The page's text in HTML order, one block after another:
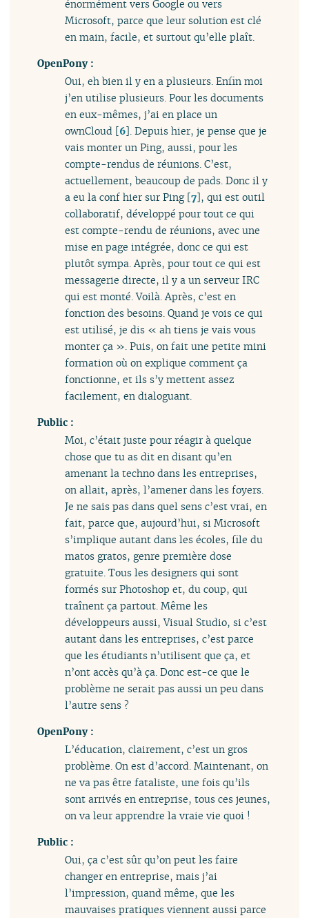
énormément vers Google ou vers
Microsoft, parce que leur solution est clé
en main, facile, et surtout qu’elle plaît.
OpenPony :
Oui, eh bien il y en a plusieurs. Enfin moi
j’en utilise plusieurs. Pour les documents
en eux-mêmes, j’ai en place un
ownCloud [6]. Depuis hier, je pense que je
vais monter un Ping, aussi, pour les
compte-rendus de réunions. C’est,
actuellement, beaucoup de pads. Donc il y
a eu la conf hier sur Ping[7], qui est outil
collaboratif, développé pour tout ce qui
est compte-rendu de réunions, avec une
mise en page intégrée, donc ce qui est
plutôt sympa. Après, pour tout ce qui est
messagerie directe, il y a un serveur IRC
qui est monté. Voilà. Après, c’est en
fonction des besoins. Quand je vois ce qui
est utilisé, je dis « ah tiens je vais vous
monter ça ». Puis, on fait une petite mini
formation où on explique comment ça
fonctionne, et ils s’y mettent assez
facilement, en dialoguant.
Public :
Moi, c’était juste pour réagir à quelque
chose que tu as dit en disant qu’en
amenant la techno dans les entreprises,
on allait, après, l’amener dans les foyers.
Je ne sais pas dans quel sens c’est vrai, en
fait, parce que, aujourd’hui, si Microsoft
s’implique autant dans les écoles, file du
matos gratos, genre première dose
gratuite. Tous les designers qui sont
formés sur Photoshop et, du coup, qui
traînent ça partout. Même les
développeurs aussi, Visual Studio, si c’est
autant dans les entreprises, c’est parce
que les étudiants n’utilisent que ça, et
n’ont accès qu’à ça. Donc est-ce que le
problème ne serait pas aussi un peu dans
l’autre sens ?
OpenPony :
L’éducation, clairement, c’est un gros
problème. On est d’accord. Maintenant, on
ne va pas être fataliste, une fois qu’ils
sont arrivés en entreprise, tous ces jeunes,
on va leur apprendre la vraie vie quoi !
Public :
Oui, ça c’est sûr qu’on peut les faire
changer en entreprise, mais j’ai
l’impression, quand même, que les
mauvaises pratiques viennent aussi parce